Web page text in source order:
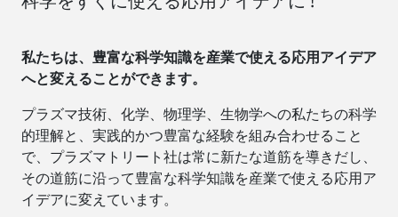
私たちは、豊富な科学知識を産業で使える応用アイデア
へと変えることができます。
プラズマ技術、化学、物理学、生物学への私たちの科学
的理解と、実践的かつ豊富な経験を組み合わせること
で、プラズマトリート社は常に新たな道筋を導きだし、
その道筋に沿って豊富な科学知識を産業で使える応用ア
イデアに変えています。